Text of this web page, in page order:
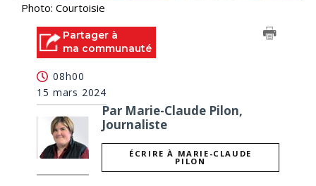
Photo: Courtoisie
Partager à
ma communauté
08h00
15 mars 2024
Par Marie-Claude Pilon,
Journaliste
ÉCRIRE À MARIE-CLAUDE
PILON